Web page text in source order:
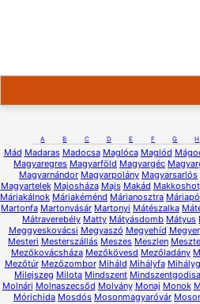
A B C D E F G H
Mád Madaras Madocsa Maglóca Maglód
Magyaregres Magyarföld Magyargéc
Magyarnándor Magyarpolány Magyarsarlós
Magyartelek Majosháza Majs Makád
Máriakálnok Máriakéménd Márianosztra
Martonfa Martonvásár Martonyi Mátészalka
Mátraverebély Matty Mátyásdomb Mátyus
Meggyeskovácsi Megyaszó Megyehíd Megyer
Mesteri Mesterszállás Meszes Meszlen
Mezőkovácsháza Mezőkövesd Mezőladány
Mezőtúr Mezőzombor Miháld Mihályfa
Milejszeg Milota Mindszent Mindszentgodisa
Molnári Molnaszecsőd Molvány Monaj Monok
Mórichida Mosdós Mosonmagyaróvár